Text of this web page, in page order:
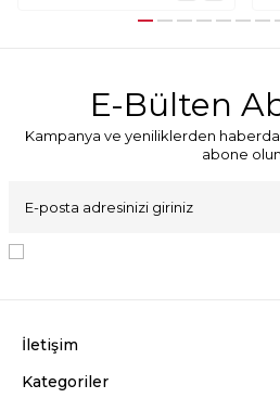
E-Bülten
Kampanya ve yeniliklerden
abone
İletişim
Kategoriler